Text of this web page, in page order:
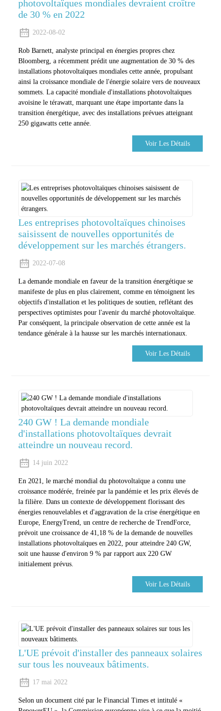
photovoltaïques mondiales devraient croître
de 30 % en 2022
2022-08-02
Rob Barnett, analyste principal en énergies propres chez
Bloomberg, a récemment prédit une augmentation de 30 % des
installations photovoltaïques mondiales cette année, propulsant
ainsi la croissance mondiale de l'énergie solaire vers de nouveaux
sommets. La capacité mondiale d'installations photovoltaïques
avoisine le térawatt, marquant une étape importante dans la
transition énergétique, avec des installations prévues atteignant
250 gigawatts cette année.
Voir Les Détails
Les entreprises photovoltaïques chinoises
saisissent de nouvelles opportunités de
développement sur les marchés étrangers.
2022-07-08
La demande mondiale en faveur de la transition énergétique se
manifeste de plus en plus clairement, comme en témoignent les
objectifs d'installation et les politiques de soutien, reflétant des
perspectives optimistes pour l'avenir du marché photovoltaïque.
Par conséquent, la principale observation de cette année est la
tendance générale à la hausse sur les marchés internationaux.
Voir Les Détails
240 GW ! La demande mondiale
d'installations photovoltaïques devrait
atteindre un nouveau record.
14 juin 2022
En 2021, le marché mondial du photovoltaïque a connu une
croissance modérée, freinée par la pandémie et les prix élevés de
la filière. Dans un contexte de développement florissant des
énergies renouvelables et d'aggravation de la crise énergétique en
Europe, EnergyTrend, un centre de recherche de TrendForce,
prévoit une croissance de 41,18 % de la demande de nouvelles
installations photovoltaïques en 2022, pour atteindre 240 GW,
soit une hausse d'environ 9 % par rapport aux 220 GW
initialement prévus.
Voir Les Détails
L'UE prévoit d'installer des panneaux solaires
sur tous les nouveaux bâtiments.
17 mai 2022
Selon un document cité par le Financial Times et intitulé «